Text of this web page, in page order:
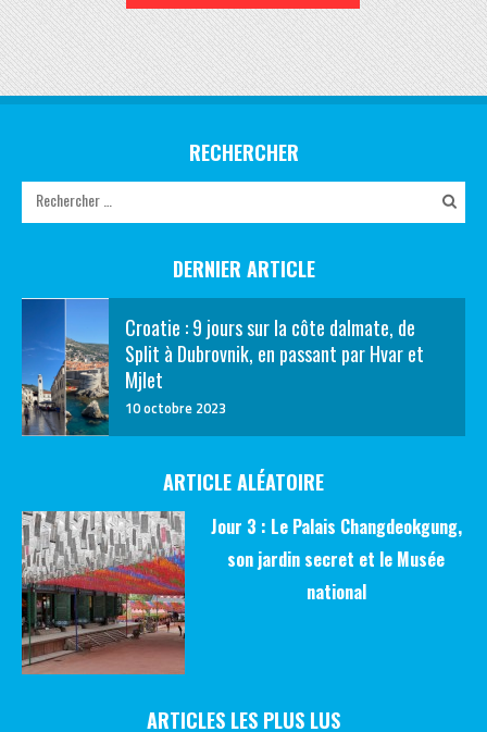
RECHERCHER
DERNIER ARTICLE
Croatie : 9 jours sur la côte dalmate, de
Split à Dubrovnik, en passant par Hvar et
Mjlet
10 octobre 2023
ARTICLE ALÉATOIRE
Jour 3 : Le Palais Changdeokgung,
son jardin secret et le Musée
national
ARTICLES LES PLUS LUS